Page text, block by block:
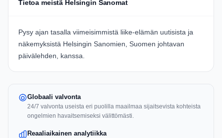
Tietoa meistä Helsingin Sanomat
Pysy ajan tasalla viimeisimmistä liike-elämän uutisista ja
näkemyksistä Helsingin Sanomien, Suomen johtavan
päivälehden, kanssa.
Globaali valvonta
24/7 valvonta useista eri puolilla maailmaa sijaitsevista kohteista
ongelmien havaitsemiseksi välittömästi.
Reaaliaikainen analytiikka